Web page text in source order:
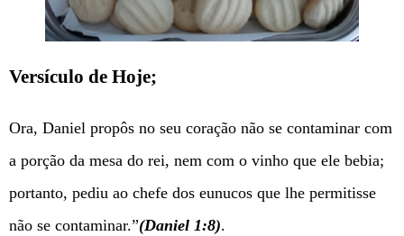
Versículo de Hoje;
Ora, Daniel propôs no seu coração não se contaminar com
a porção da mesa do rei, nem com o vinho que ele bebia;
portanto, pediu ao chefe dos eunucos que lhe permitisse
não se contaminar.”(Daniel 1:8).